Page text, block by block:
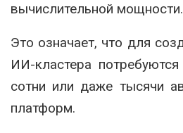
вычислительной мощности.
Это означает, что для
ИИ-кластера
сотни или даже тысячи
платформ.